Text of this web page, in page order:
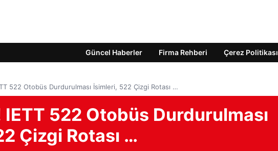
Güncel Haberler Firma Rehberi Çerez Politikası
522 Otobüs Durdurulması İsimleri, 522 Çizgi Rotası …
522 Otobüs Durdurulması
Çizgi Rotası …